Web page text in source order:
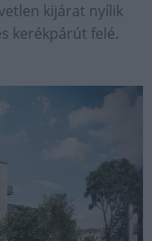
kijárat nyílik
kerékpárút felé.